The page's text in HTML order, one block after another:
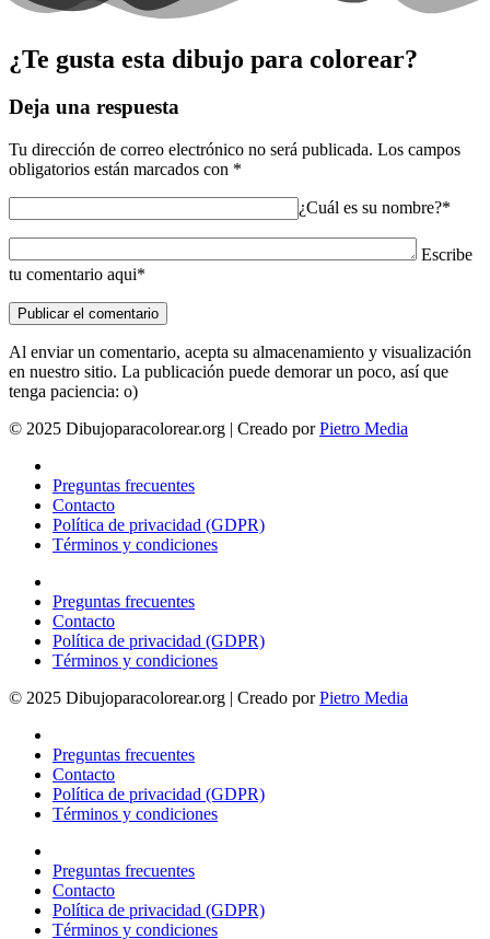
¿Te gusta esta dibujo para colorear?
Deja una respuesta
Tu dirección de correo electrónico no será publicada. Los campos
obligatorios están marcados con *
¿Cuál es su nombre?*
Escribe
tu comentario aqui*
Al enviar un comentario, acepta su almacenamiento y visualización
en nuestro sitio. La publicación puede demorar un poco, así que
tenga paciencia: o)
© 2025 Dibujoparacolorear.org | Creado porPietro Media
Preguntas frecuentes
Contacto
Política de privacidad (GDPR)
Términos y condiciones
Preguntas frecuentes
Contacto
Política de privacidad (GDPR)
Términos y condiciones
© 2025 Dibujoparacolorear.org | Creado porPietro Media
Preguntas frecuentes
Contacto
Política de privacidad (GDPR)
Términos y condiciones
Preguntas frecuentes
Contacto
Política de privacidad (GDPR)
Términos y condiciones